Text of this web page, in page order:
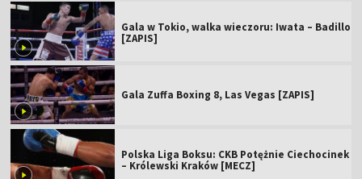
Gala w Tokio, walka wieczoru: Iwata – Badillo
[ZAPIS]
Gala Zuffa Boxing 8, Las Vegas [ZAPIS]
Polska Liga Boksu: CKB Potężnie Ciechocinek
– Królewski Kraków [MECZ]